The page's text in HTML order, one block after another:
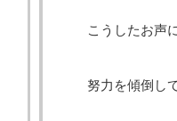
こうしたお声
努力を傾倒し